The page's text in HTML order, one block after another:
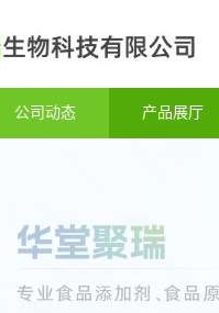
公司动态 产品展厅